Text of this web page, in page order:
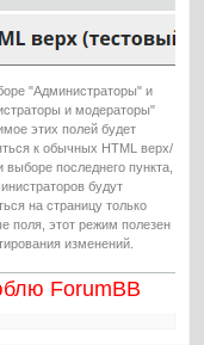
"Администраторы" и
и модераторы"
этих полей будет
к обычных HTML верх/
выборе последнего пункта,
будут
на страницу только
поля, этот режим полезен
изменений.
ForumBB